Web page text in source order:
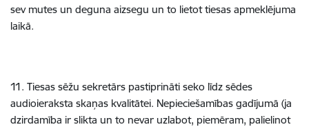
sev mutes un deguna aizsegu un to lietot tiesas apmeklējuma
laikā.
11. Tiesas sēžu sekretārs pastiprināti seko līdz sēdes
audioieraksta skaņas kvalitātei. Nepieciešamības gadījumā (ja
dzirdamība ir slikta un to nevar uzlabot, piemēram, palielinot